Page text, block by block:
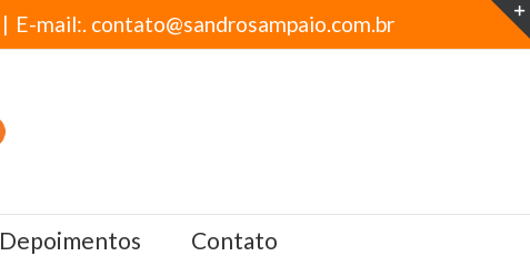
| E-mail:. contato@sandrosampaio.com.br
Depoimentos Contato